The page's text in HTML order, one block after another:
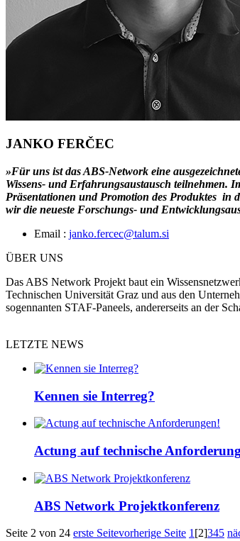
JANKO FERČEC
»Für uns ist das ABS-Network eine
Wissens- und Erfahrungsaustausch teilnehmen.
Präsentationen und Promotion des Produktes in
wir die neueste Forschungs- und
Email : janko.fercec@talum.si
ÜBER UNS
Das ABS Network Projekt baut ein
Technischen Universität Graz und aus den
sogennanten STAF-Paneels, andererseits an der
LETZTE NEWS
Kennen sie Interreg?
Actung auf technische
ABS Network Projektkonferenz
Seite 2 von 24 erste Seitevorherige Seite 1 [2]345